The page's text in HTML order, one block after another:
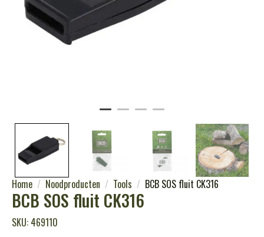
Home Noodproducten Tools BCB SOS fluit CK316
BCB SOS fluit CK316
SKU: 469110